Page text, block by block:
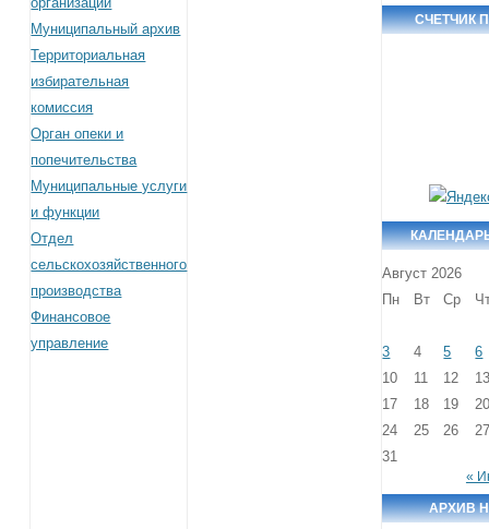
Муниципальный архив
Территориальная
избирательная
комиссия
Орган опеки и
попечительства
Муниципальные услуги
и функции
Отдел
сельскохозяйственного
производства
Финансовое
управление
СЧЕТЧИК
Август 2026
Пн
Вт Ср
3 4 5
6
10
11 12
17
18 19
24
25 26
31
«
АРХИВ